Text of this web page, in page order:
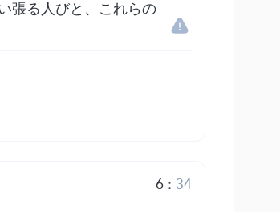
張る人びと、これらの
6: 34